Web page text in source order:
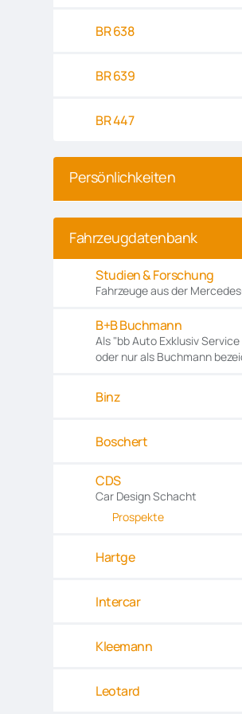
BR 638
BR 639
BR 447
Persönlichkeiten
Fahrzeugdatenbank
Studien & Forschung
Fahrzeuge aus der
B+B Buchmann
Als "bb Auto Exklusiv
oder nur als Buchmann
Binz
Boschert
CDS
Car Design Schacht
Prospekte
Hartge
Intercar
Kleemann
Leotard